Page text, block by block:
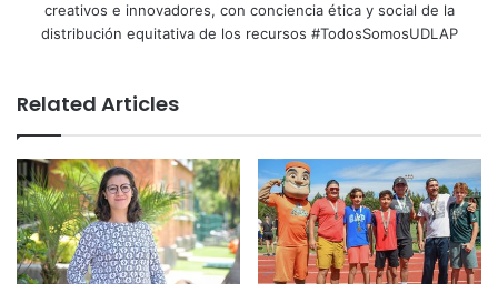
creativos e innovadores, con conciencia ética y social de la
distribución equitativa de los recursos #TodosSomosUDLAP
Related Articles